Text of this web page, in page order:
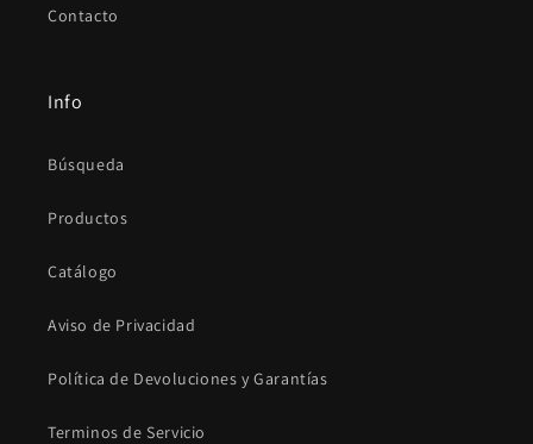
Contacto
Info
Búsqueda
Productos
Catálogo
Aviso de Privacidad
Política de Devoluciones y Garantías
Terminos de Servicio